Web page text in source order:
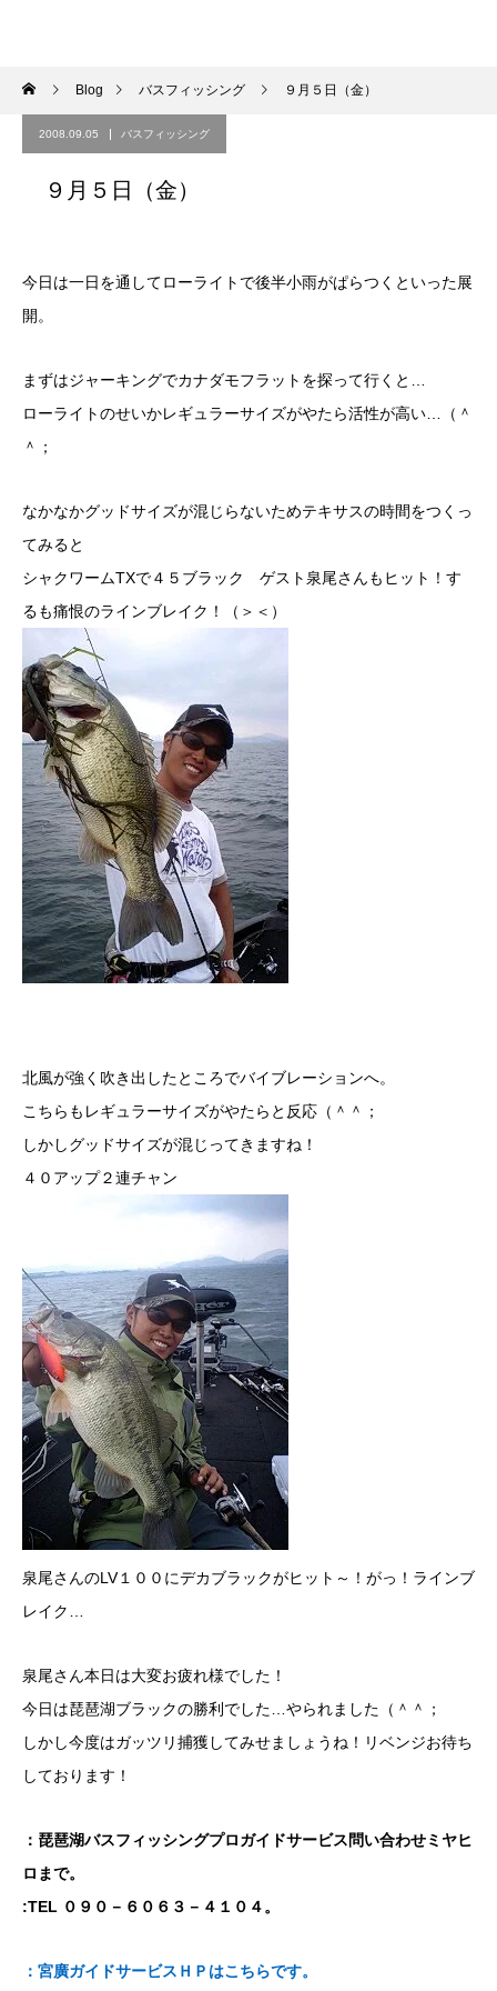
Blog バスフィッシング ９月５日（金）
2008.09.05 バスフィッシング
９月５日（金）
今日は一日を通してローライトで後半小雨がぱらつくといった展
開。
まずはジャーキングでカナダモフラットを探って行くと…
ローライトのせいかレギュラーサイズがやたら活性が高い…（＾
＾；
なかなかグッドサイズが混じらないためテキサスの時間をつくっ
てみると
シャクワームTXで４５ブラック ゲスト泉尾さんもヒット！す
るも痛恨のラインブレイク！（＞＜）
北風が強く吹き出したところでバイブレーションへ。
こちらもレギュラーサイズがやたらと反応（＾＾；
しかしグッドサイズが混じってきますね！
４０アップ２連チャン
泉尾さんのLV１００にデカブラックがヒット～！がっ！ラインブ
レイク…
泉尾さん本日は大変お疲れ様でした！
今日は琵琶湖ブラックの勝利でした…やられました（＾＾；
しかし今度はガッツリ捕獲してみせましょうね！リベンジお待ち
しております！
：琵琶湖バスフィッシングプロガイドサービス問い合わせミヤヒ
ロまで。
:TEL ０９０－６０６３－４１０４。
：宮廣ガイドサービスＨＰはこちらです。